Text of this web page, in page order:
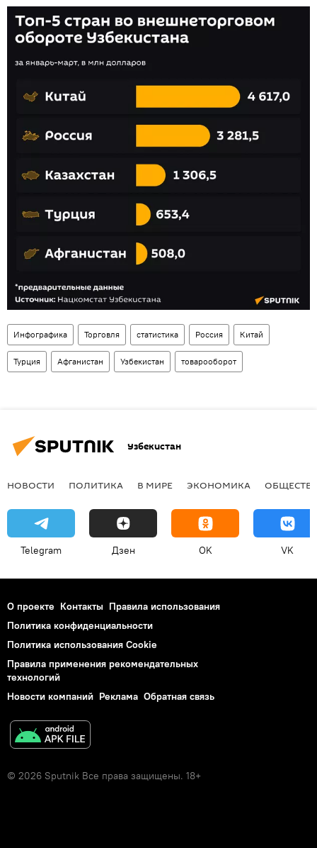
Инфографика Торговля статистика Россия Китай
Турция Афганистан Узбекистан товарооборот
Узбекистан
НОВОСТИ ПОЛИТИКА В МИРЕ ЭКОНОМИКА
Telegram Дзен OK VK
О проекте Контакты Правила использования
Политика конфиденциальности
Политика использования Cookie
Правила применения рекомендательных
технологий
Новости компаний Реклама Обратная связь
© 2026 Sputnik Все права защищены. 18+